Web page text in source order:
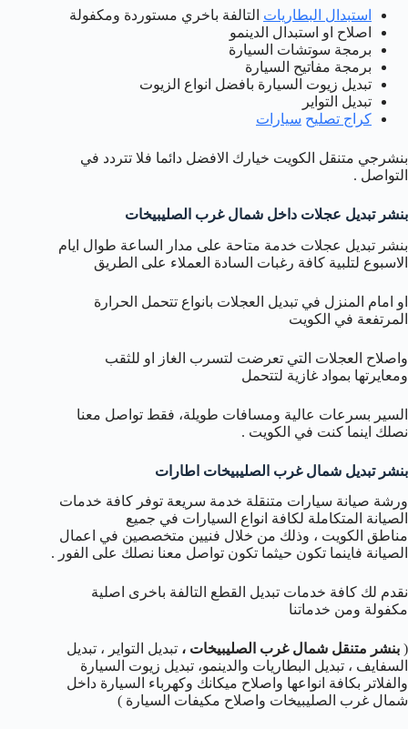
استبدال البطاريات التالفة باخري مستوردة ومكفولة
اصلاح او استبدال الدينمو
برمجة سوتشات السيارة
برمجة مفاتيح السيارة
تبديل زيوت السيارة بافضل انواع الزيوت
تبديل التواير
كراج تصليح سيارات
بنشرجي متنقل الكويت خيارك الافضل دائما فلا تتردد في
التواصل .
بنشر تبديل عجلات داخل شمال غرب الصليبيخات
بنشر تبديل عجلات خدمة متاحة على مدار الساعة طوال ايام
الاسبوع لتلبية كافة رغبات السادة العملاء على الطريق
او امام المنزل في تبديل العجلات بانواع تتحمل الحرارة
المرتفعة في الكويت
واصلاح العجلات التي تعرضت لتسرب الغاز او للثقب
ومعايرتها بمواد غازية لتتحمل
السير بسرعات عالية ومسافات طويلة، فقط تواصل معنا
نصلك اينما كنت في الكويت .
بنشر تبديل شمال غرب الصليبيخات اطارات
ورشة صيانة سيارات متنقلة خدمة سريعة توفر كافة خدمات
الصيانة المتكاملة لكافة انواع السيارات في جميع
مناطق الكويت ، وذلك من خلال فنيين متخصصين في اعمال
الصيانة فاينما تكون حيثما تكون تواصل معنا نصلك على الفور .
نقدم لك كافة خدمات تبديل القطع التالفة باخرى اصلية
مكفولة ومن خدماتنا
( بنشر متنقل شمال غرب الصليبيخات ، تبديل التواير ، تبديل
السفايف ، تبديل البطاريات والدينمو، تبديل زيوت السيارة
والفلاتر بكافة انواعها واصلاح ميكانك وكهرباء السيارة داخل
شمال غرب الصليبيخات واصلاح مكيفات السيارة )